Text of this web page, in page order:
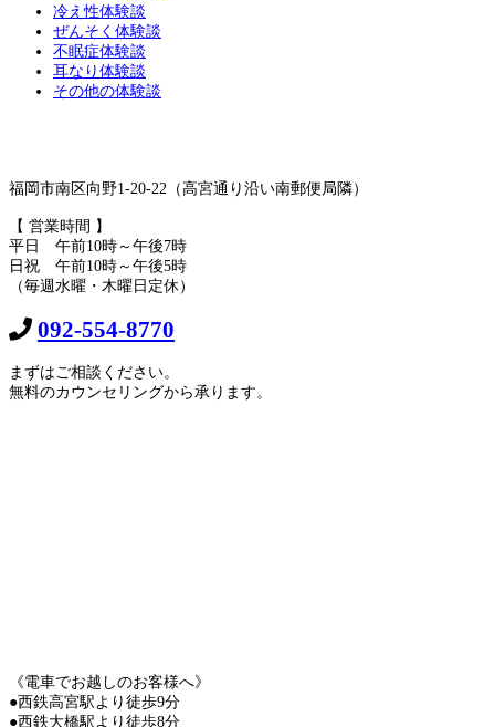
冷え性体験談
ぜんそく体験談
不眠症体験談
耳なり体験談
その他の体験談
福岡市南区向野1-20-22（高宮通り沿い南郵便局隣）
【 営業時間 】
平日 午前10時～午後7時
日祝 午前10時～午後5時
（毎週水曜・木曜日定休）
092-554-8770
まずはご相談ください。
無料のカウンセリングから承ります。
《電車でお越しのお客様へ》
●西鉄高宮駅より徒歩9分
●西鉄大橋駅より徒歩8分